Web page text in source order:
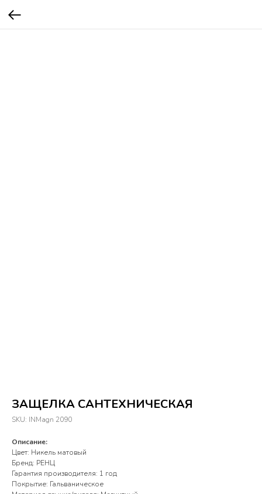
ЗАЩЕЛКА САНТЕХНИЧЕСКАЯ
SKU: INMagn 2090
Описание:
Цвет: Никель матовый
Бренд: РЕНЦ
Гарантия производителя: 1 год
Покрытие: Гальваническое